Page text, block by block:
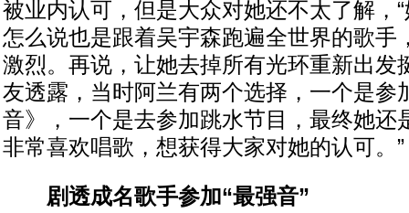
被业内认可，但是大众对她还不太了解，
怎么说也是跟着吴宇森跑遍全世界的歌手
激烈。再说，让她去掉所有光环重新出发
友透露，当时阿兰有两个选择，一个是参
音》，一个是去参加跳水节目，最终她还
非常喜欢唱歌，想获得大家对她的认可。”
剧透成名歌手参加“最强音”